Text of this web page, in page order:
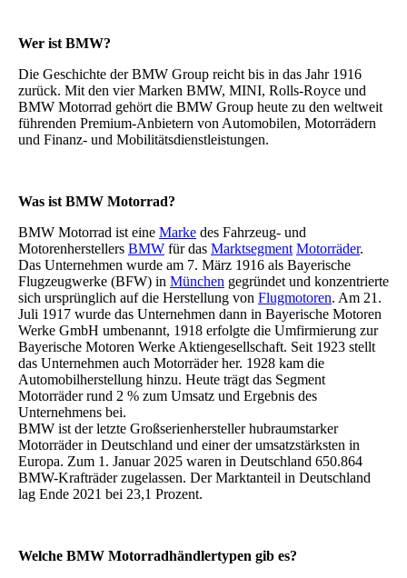
Wer ist BMW?
Die Geschichte der BMW Group reicht bis in das Jahr 1916
zurück. Mit den vier Marken BMW, MINI, Rolls-Royce und
BMW Motorrad gehört die BMW Group heute zu den weltweit
führenden Premium-Anbietern von Automobilen, Motorrädern
und Finanz- und Mobilitätsdienstleistungen.
Was ist BMW Motorrad?
BMW Motorrad ist eine Marke des Fahrzeug- und
Motorenherstellers BMW für das Marktsegment Motorräder.
Das Unternehmen wurde am 7. März 1916 als Bayerische
Flugzeugwerke (BFW) in München gegründet und konzentrierte
sich ursprünglich auf die Herstellung von Flugmotoren. Am 21.
Juli 1917 wurde das Unternehmen dann in Bayerische Motoren
Werke GmbH umbenannt, 1918 erfolgte die Umfirmierung zur
Bayerische Motoren Werke Aktiengesellschaft. Seit 1923 stellt
das Unternehmen auch Motorräder her. 1928 kam die
Automobilherstellung hinzu. Heute trägt das Segment
Motorräder rund 2 % zum Umsatz und Ergebnis des
Unternehmens bei.
BMW ist der letzte Großserienhersteller hubraumstarker
Motorräder in Deutschland und einer der umsatzstärksten in
Europa. Zum 1. Januar 2025 waren in Deutschland 650.864
BMW-Krafträder zugelassen. Der Marktanteil in Deutschland
lag Ende 2021 bei 23,1 Prozent.
Welche BMW Motorradhändlertypen gib es?